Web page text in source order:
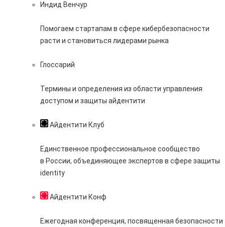
Индид Венчур
Помогаем стартапам в сфере кибербезопасности
расти и становиться лидерами рынка
Глоссарий
Термины и определения из области управления
доступом и защиты айдентити
Айдентити Клуб
Единственное профессиональное сообщество
в России, объединяющее экспертов в сфере защиты
identity
Айдентити Конф
Ежегодная конференция, посвященная безопасности